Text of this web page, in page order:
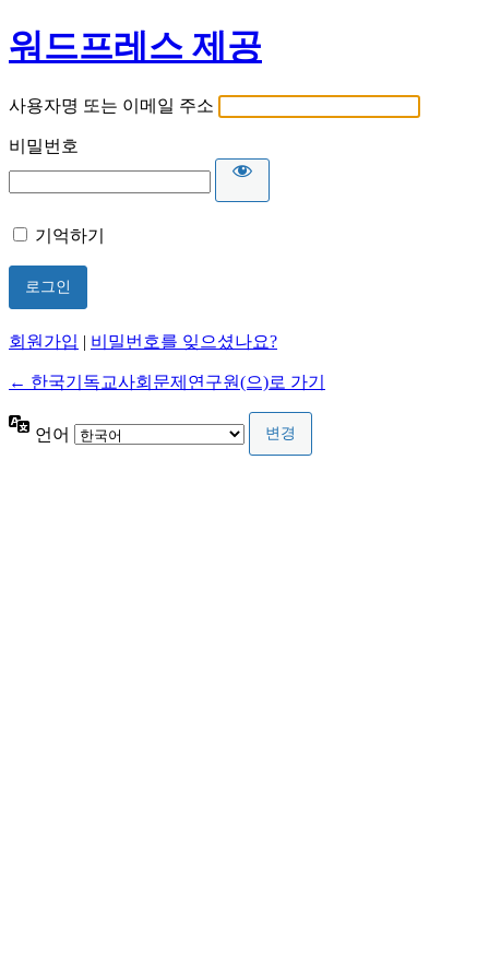
워드프레스 제공
사용자명 또는 이메일 주소
비밀번호
기억하기
회원가입 | 비밀번호를 잊으셨나요?
← 한국기독교사회문제연구원(으)로 가기
언어